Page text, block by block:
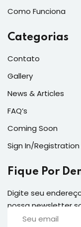
Como Funciona
Categorias
Contato
Gallery
News & Articles
FAQ’s
Coming Soon
Sign In/Registration
Fique Por
Digite seu
nossa newsletter